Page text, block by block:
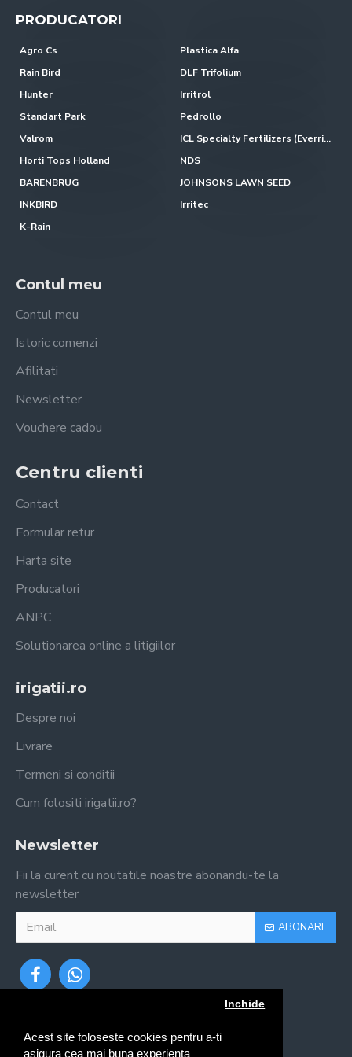
Acest site foloseste cookies pentru a-ti
asigura cea mai buna experienta
Inchide
PRODUCATORI
Agro Cs
Plastica Alfa
Rain Bird
DLF Trifolium
Hunter
Irritrol
Standart Park
Pedrollo
Valrom
ICL Specialty Fertilizers (Everris-Scotts)
Horti Tops Holland
NDS
BARENBRUG
JOHNSONS LAWN SEED
INKBIRD
Irritec
K-Rain
Contul meu
Contul meu
Istoric comenzi
Afilitati
Newsletter
Vouchere cadou
Centru clienti
Contact
Formular retur
Harta site
Producatori
ANPC
Solutionarea online a litigiilor
irigatii.ro
Despre noi
Livrare
Termeni si conditii
Cum folositi irigatii.ro?
Newsletter
Fii la curent cu noutatile noastre abonandu-te la
newsletter
ABONARE